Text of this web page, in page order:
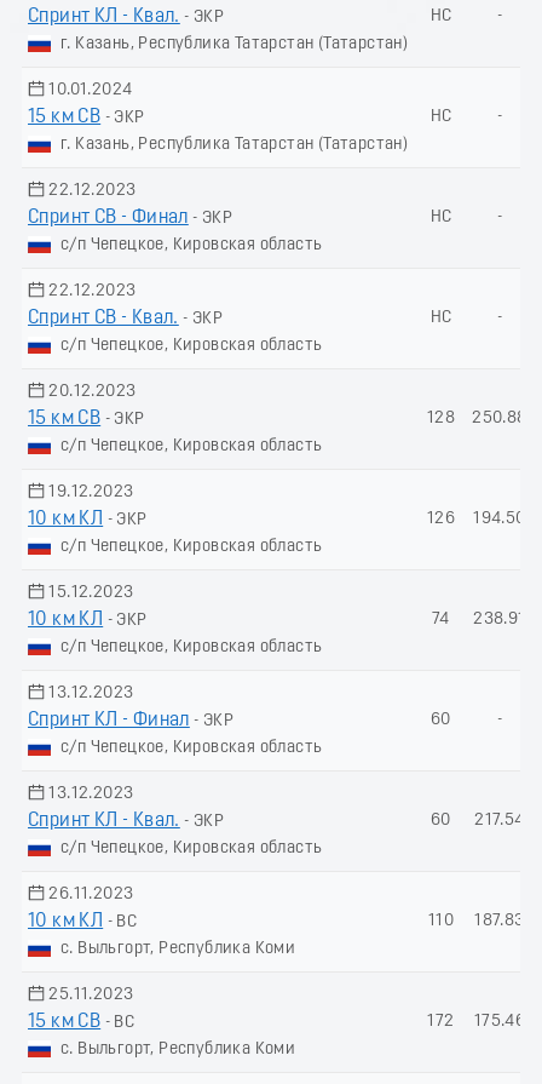
Спринт КЛ - Квал. - ЭКР
г. Казань, Республика Татарстан (Татарстан)
НС -
10.01.2024
15 км СВ - ЭКР
г. Казань, Республика Татарстан (Татарстан)
НС -
22.12.2023
Спринт СВ - Финал - ЭКР
с/п Чепецкое, Кировская область
НС -
22.12.2023
Спринт СВ - Квал. - ЭКР
с/п Чепецкое, Кировская область
НС -
20.12.2023
15 км СВ - ЭКР
с/п Чепецкое, Кировская область
128 250.88
19.12.2023
10 км КЛ
- ЭКР
с/п Чепецкое, Кировская область
126 194.50
15.12.2023
10 км КЛ
- ЭКР
с/п Чепецкое, Кировская область
74 238.91
13.12.2023
Спринт КЛ - Финал - ЭКР
с/п Чепецкое, Кировская область
60 -
13.12.2023
Спринт КЛ - Квал. - ЭКР
с/п Чепецкое, Кировская область
60 217.54
26.11.2023
10 км КЛ
- ВС
с. Выльгорт, Республика Коми
110 187.83
25.11.2023
15 км СВ - ВС
с. Выльгорт, Республика Коми
172 175.46